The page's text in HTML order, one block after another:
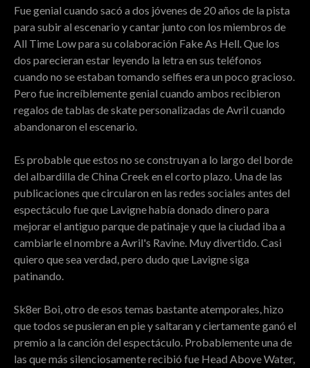
Fue genial cuando sacó a dos jóvenes de 20 años de la pista
para subir al escenario y cantar junto con los miembros de
All Time Low para su colaboración Fake As Hell. Que los
dos parecieran estar leyendo la letra en sus teléfonos
cuando no se estaban tomando selfies era un poco gracioso.
Pero fue increíblemente genial cuando ambos recibieron
regalos de tablas de skate personalizadas de Avril cuando
abandonaron el escenario.
Es probable que estos no se construyan a lo largo del borde
del albardilla de China Creek en el corto plazo. Una de las
publicaciones que circularon en las redes sociales antes del
espectáculo fue que Lavigne había donado dinero para
mejorar el antiguo parque de patinaje y que la ciudad iba a
cambiarle el nombre a Avril's Ravine. Muy divertido. Casi
quiero que sea verdad, pero dudo que Lavigne siga
patinando.
Sk8er Boi, otro de esos temas bastante atemporales, hizo
que todos se pusieran en pie y saltaran y ciertamente ganó el
premio a la canción del espectáculo. Probablemente una de
las que más silenciosamente recibió fue Head Above Water,